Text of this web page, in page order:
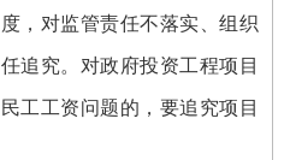
，对监管责任不落实、组织
追究。对政府投资工程项目
工工资问题的，要追究项目